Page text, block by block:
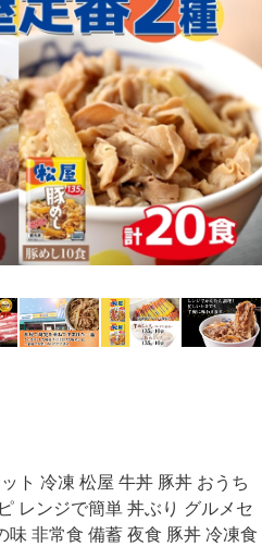
ト 冷凍 松屋 牛丼 豚丼 おうち
レンジで簡単 丼ぶり グルメセ
味 非常食 備蓄 夜食 豚丼 冷凍食